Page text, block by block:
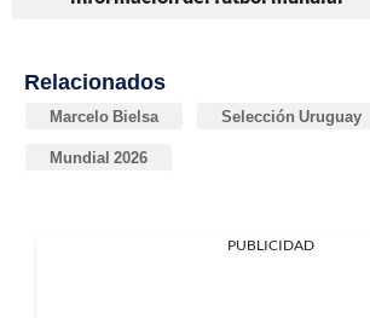
Relacionados
Marcelo Bielsa Selección Uruguay
Mundial 2026
PUBLICIDAD